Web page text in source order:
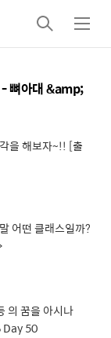
검
색
메
뉴
- 뼈아대 &amp;
해보자~!! [출
어떤 클래스일까?
의 꿈을 아시나
Day 50